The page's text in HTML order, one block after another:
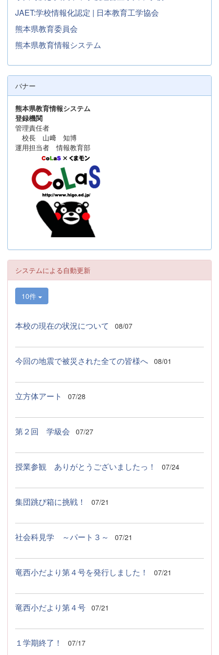
JAET:学校情報化認定 | 日本教育工学協会
熊本県教育委員会
熊本県教育情報システム
バナー
熊本県教育情報システム
登録機関
管理責任者
校長 山﨑 知博
運用担当者 情報教育部
システムによる自動更新
10件
本校の現在の状況について 08/07
今回の地震で被災された全ての皆様へ 08/01
立方体アート 07/28
第２回 学級会 07/27
授業参観 ありがとうございましたっ！ 07/24
集団跳び箱に挑戦！ 07/21
社会科見学 ～パート３～ 07/21
竜西小だより第４号を発行しました！ 07/21
竜西小だより第４号 07/21
１学期終了！ 07/17